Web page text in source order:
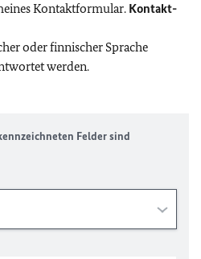
Kontaktformular. Kontakt-
oder finnischer Sprache
werden.
Felder sind